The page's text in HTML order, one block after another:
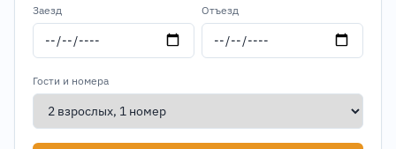
Заезд Отъезд
Гости и номера